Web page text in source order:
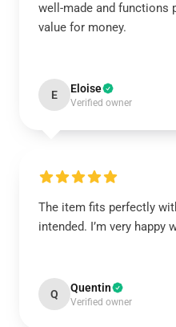
well-made and functions
value for money.
E Eloise
Verified owner
The item fits perfectly
intended. I’m very happy
Q Quentin
Verified owner